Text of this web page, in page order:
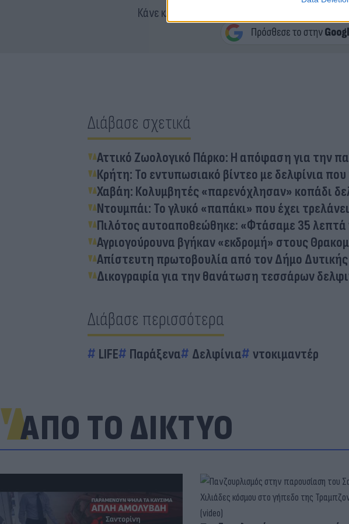
Κάνε κλικ και δες περισσότερο
Διάβασε σχετικά
Αττικό Ζωολογικό Πάρκο: Η απόφαση για την
Κρήτη: Το εντυπωσιακό βίντεο με δελφίνια
Χαβάη: Κολυμβητές «παρενόχλησαν» κοπάδι
Ντουμπάι: To γλυκό «παπάκι» που έχει
Πιλότος αυτοαποθεώθηκε: «Φτάσαμε 35 λεπτά
Αγριογούρουνα βγήκαν «εκδρομή» στους
Απίστευτη πρωτοβουλία από τον Δήμο Δυτικής
Δικογραφία για την θανάτωση τεσσάρων
Διάβασε περισσότερα
LIFE Παράξενα Δελφίνια ντοκιμαντέρ
ΑΠΟ ΤΟ ΔΙΚΤΥΟ